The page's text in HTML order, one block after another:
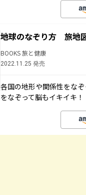
地球のなぞり方 旅地
BOOKS 旅と健康
2022.11.25 発売
各国の地形や関係性をな
をなぞって脳もイキイキ！